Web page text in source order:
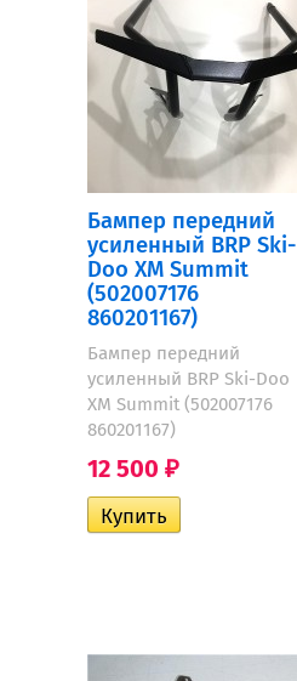
Бампер передний
усиленный BRP Ski-
Doo XM Summit
(502007176
860201167)
Бампер передний
усиленный BRP Ski-Doo
XM Summit (502007176
860201167)
12 500 ₽